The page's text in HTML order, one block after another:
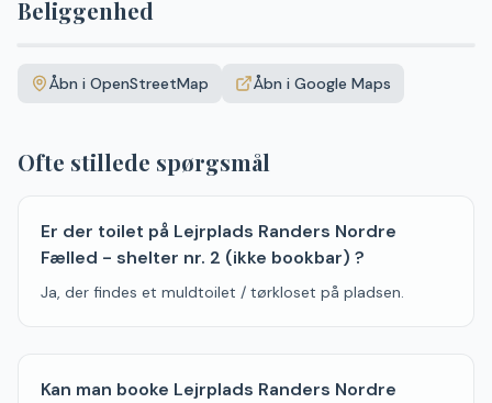
Beliggenhed
+Åbn i OpenStreetMap Åbn i Google Maps
Ofte stillede spørgsmål
Er der toilet på Lejrplads Randers Nordre
Fælled - shelter nr. 2 (ikke bookbar) ?
Ja, der findes et muldtoilet / tørkloset på pladsen.
Kan man booke Lejrplads Randers Nordre